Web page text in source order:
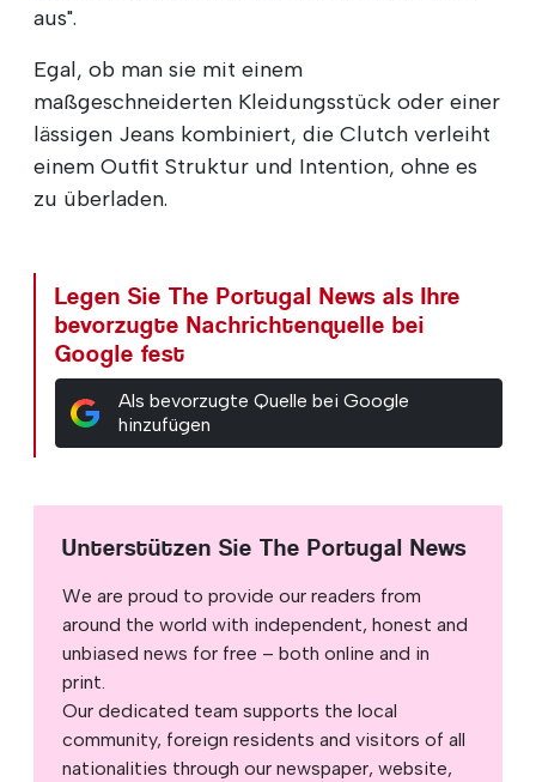
aus".
Egal, ob man sie mit einem
maßgeschneiderten Kleidungsstück oder einer
lässigen Jeans kombiniert, die Clutch verleiht
einem Outfit Struktur und Intention, ohne es
zu überladen.
Legen Sie The Portugal News als Ihre
bevorzugte Nachrichtenquelle bei
Google fest
Als bevorzugte Quelle bei Google
hinzufügen
Unterstützen Sie The Portugal News
We are proud to provide our readers from
around the world with independent, honest and
unbiased news for free – both online and in
print.
Our dedicated team supports the local
community, foreign residents and visitors of all
nationalities through our newspaper, website,